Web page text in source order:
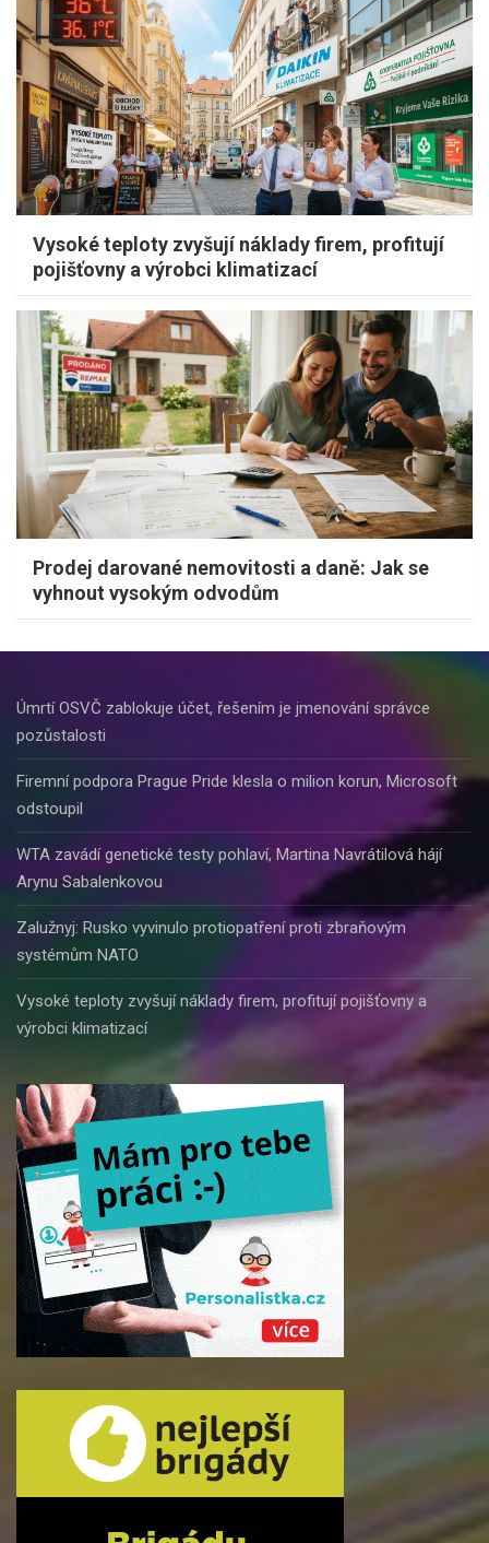
Vysoké teploty zvyšují náklady firem, profitují
pojišťovny a výrobci klimatizací
Prodej darované nemovitosti a daně: Jak se
vyhnout vysokým odvodům
Úmrtí OSVČ zablokuje účet, řešením je jmenování správce
pozůstalosti
Firemní podpora Prague Pride klesla o milion korun, Microsoft
odstoupil
WTA zavádí genetické testy pohlaví, Martina Navrátilová hájí
Arynu Sabalenkovou
Zalužnyj: Rusko vyvinulo protiopatření proti zbraňovým
systémům NATO
Vysoké teploty zvyšují náklady firem, profitují pojišťovny a
výrobci klimatizací